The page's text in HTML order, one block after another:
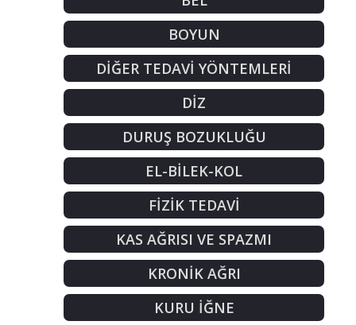
BOYUN
DİĞER TEDAVİ YÖNTEMLERİ
DİZ
DURUŞ BOZUKLUĞU
EL-BİLEK-KOL
FİZİK TEDAVİ
KAS AĞRISI VE SPAZMI
KRONİK AĞRI
KURU İĞNE